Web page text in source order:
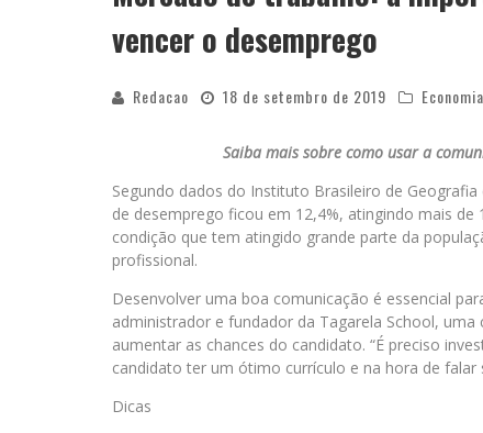
vencer o desemprego
Redacao 18 de setembro de 2019 Economia
Saiba mais sobre como usar a
Segundo dados do Instituto Brasileiro de
de desemprego ficou em 12,4%, atingindo mais de
condição que tem atingido grande parte da
profissional.
Desenvolver uma boa comunicação é essencial
administrador e fundador da Tagarela School,
aumentar as chances do candidato. “É preciso
candidato ter um ótimo currículo e na hora de
Dicas